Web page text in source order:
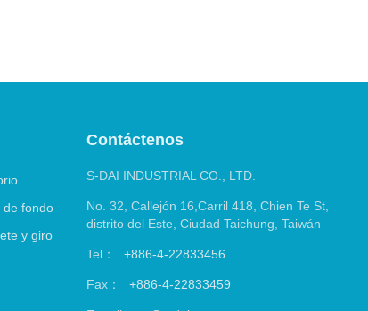
de fondo
y giro
S-DAI INDUSTRIAL CO., LTD.
No. 32, Callejón 16,Carril 418, Chien Te St,
distrito del Este, Ciudad Taichung, Taiwán
Tel： +886-4-22833456
Fax： +886-4-22833459